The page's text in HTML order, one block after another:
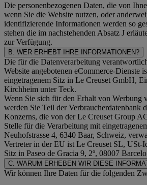
Die personenbezogenen Daten, die von
wenn Sie die Website nutzen, oder
identifizierende Informationen werden so
stehen die im nachstehenden Absatz J
zur Verfügung.
B. WER ERHEBT IHRE INFORMATIONEN?
Die für die Datenverarbeitung
Website angebotenen eCommerce-Dienste
eingetragenem Sitz in Le Creuset GmbH,
Kirchheim unter Teck.
Wenn Sie sich für den Erhalt von Werbung
werden Sie Teil der Verbraucherdatenbank
Konzerns, die von der Le Creuset Group
Stelle für die Verarbeitung mit
Neuhofstrasse 4, 6340 Baar, Schweiz,
Vertreter in der EU ist Le Creuset SL, USt-
Sitz in Paseo de Gracia 9, 2º, 08007
C. WARUM ERHEBEN WIR DIESE
Wir können Ihre Daten für die folgenden